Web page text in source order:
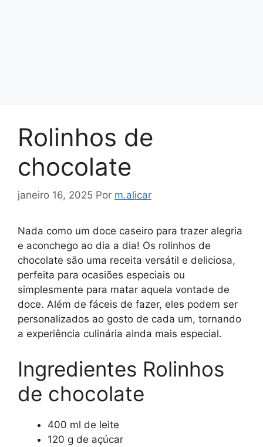
Rolinhos de
chocolate
janeiro 16, 2025 Por m.alicar
Nada como um doce caseiro para trazer alegria
e aconchego ao dia a dia! Os rolinhos de
chocolate são uma receita versátil e deliciosa,
perfeita para ocasiões especiais ou
simplesmente para matar aquela vontade de
doce. Além de fáceis de fazer, eles podem ser
personalizados ao gosto de cada um, tornando
a experiência culinária ainda mais especial.
Ingredientes Rolinhos
de chocolate
400 ml de leite
120 g de açúcar